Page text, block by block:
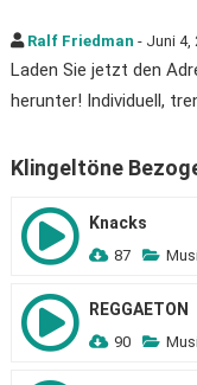
Ralf Friedman - Juni 4,
Laden Sie jetzt den
herunter! Individuell,
Klingeltöne
Knacks
87
REGGAETON
90